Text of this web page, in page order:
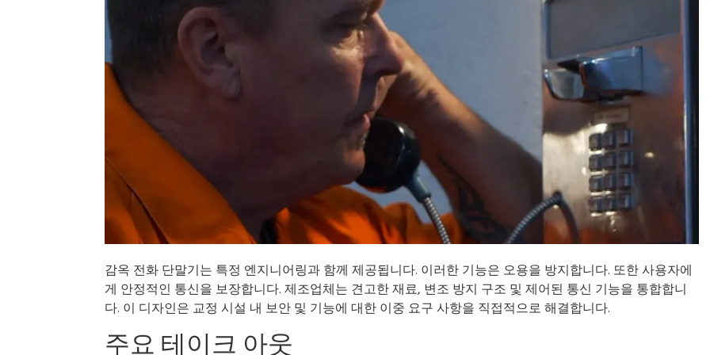
감옥 전화 단말기는 특정 엔지니어링과 함께 제공됩니다. 이러한 기능은 오용을 방지합니다. 또한 사용자에
게 안정적인 통신을 보장합니다. 제조업체는 견고한 재료, 변조 방지 구조 및 제어된 통신 기능을 통합합니
다. 이 디자인은 교정 시설 내 보안 및 기능에 대한 이중 요구 사항을 직접적으로 해결합니다.
주요 테이크 아웃